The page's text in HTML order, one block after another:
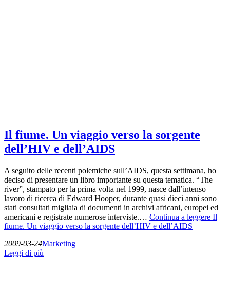
Il fiume. Un viaggio verso la sorgente
dell’HIV e dell’AIDS
A seguito delle recenti polemiche sull’AIDS, questa settimana, ho
deciso di presentare un libro importante su questa tematica. “The
river”, stampato per la prima volta nel 1999, nasce dall’intenso
lavoro di ricerca di Edward Hooper, durante quasi dieci anni sono
stati consultati migliaia di documenti in archivi africani, europei ed
americani e registrate numerose interviste.… Continua a leggere Il
fiume. Un viaggio verso la sorgente dell’HIV e dell’AIDS
2009-03-24Marketing
Leggi di più